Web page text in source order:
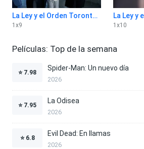
La Ley y el Orden Toronto: Intento Criminal 1x9
1 x9 1 x10
Películas: Top de la semana
⭐ 7.98
Spider-Man: Un nuevo día
2026
⭐ 7.95
La Odisea
2026
⭐ 6.8
Evil Dead: En llamas
2026